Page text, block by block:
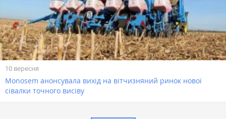
10 вересня
Monosem анонсувала вихід на вітчизняний ринок нової
сівалки точного висіву